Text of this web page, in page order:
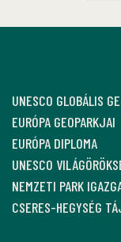
UNESCO GLOBÁLIS
EURÓPA GEOPARKJAI
EURÓPA DIPLOMA
UNESCO
NEMZETI PARK
CSERES-HEGYSÉG